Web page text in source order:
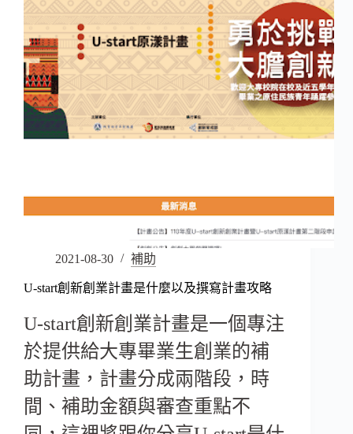
2021-08-30 補助
U-start創新創業計畫是什麼以及撰寫計畫攻略
U-start創新創業計畫是一個專注
於提供給大專畢業生創業的補
助計畫，計畫分成兩階段，時
間、補助金額與審查重點不